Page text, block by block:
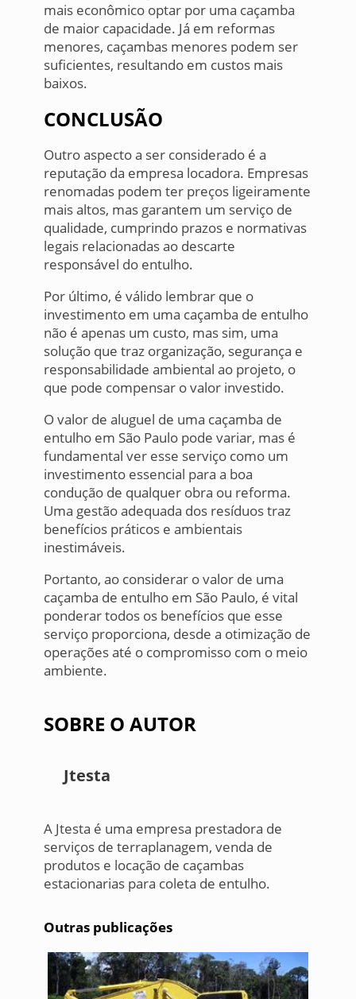
mais econômico optar por uma caçamba
de maior capacidade. Já em reformas
menores, caçambas menores podem ser
suficientes, resultando em custos mais
baixos.
CONCLUSÃO
Outro aspecto a ser considerado é a
reputação da empresa locadora. Empresas
renomadas podem ter preços ligeiramente
mais altos, mas garantem um serviço de
qualidade, cumprindo prazos e normativas
legais relacionadas ao descarte
responsável do entulho.
Por último, é válido lembrar que o
investimento em uma caçamba de entulho
não é apenas um custo, mas sim, uma
solução que traz organização, segurança e
responsabilidade ambiental ao projeto, o
que pode compensar o valor investido.
O valor de aluguel de uma caçamba de
entulho em São Paulo pode variar, mas é
fundamental ver esse serviço como um
investimento essencial para a boa
condução de qualquer obra ou reforma.
Uma gestão adequada dos resíduos traz
benefícios práticos e ambientais
inestimáveis.
Portanto, ao considerar o valor de uma
caçamba de entulho em São Paulo, é vital
ponderar todos os benefícios que esse
serviço proporciona, desde a otimização de
operações até o compromisso com o meio
ambiente.
SOBRE O AUTOR
Jtesta
A Jtesta é uma empresa prestadora de
serviços de terraplanagem, venda de
produtos e locação de caçambas
estacionarias para coleta de entulho.
Outras publicações